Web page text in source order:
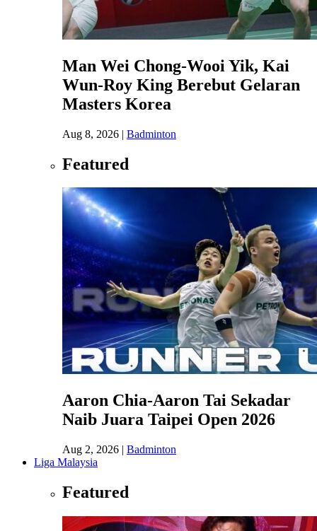
Man Wei Chong-Wooi Yik, Kai
Wun-Roy King Berebut Gelaran
Masters Korea
Aug 8, 2026 | Badminton
Featured
Aaron Chia-Aaron Tai Sekadar
Naib Juara Taipei Open 2026
Aug 2, 2026 | Badminton
Liga Malaysia
Featured